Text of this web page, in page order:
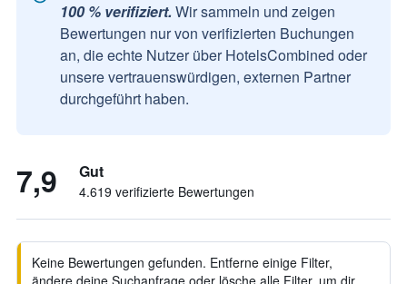
100 % verifiziert. Wir sammeln und zeigen
Bewertungen nur von verifizierten Buchungen
an, die echte Nutzer über HotelsCombined oder
unsere vertrauenswürdigen, externen Partner
durchgeführt haben.
7,9 Gut
4.619 verifizierte Bewertungen
Keine Bewertungen gefunden. Entferne einige Filter,
ändere deine Suchanfrage oder lösche alle Filter, um dir